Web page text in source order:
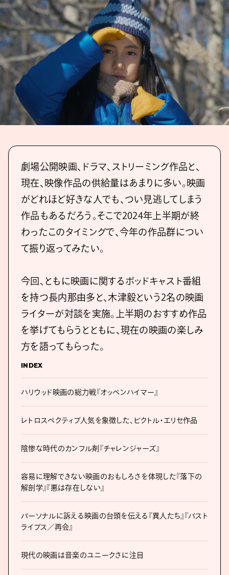
劇場公開映画、ドラマ、ストリーミング作品と、
現在、映像作品の供給量はあまりに多い。映画
がどれほど好きな人でも、つい見逃してしまう
作品もあるだろう。そこで2024年上半期が終
わったこのタイミングで、今年の作品群につい
て振り返ってみたい。
今回、ともに映画に関するポッドキャスト番組
を持つ長内那由多と、木津毅という2名の映画
ライターが対談を実施。上半期のおすすめ作品
を挙げてもらうとともに、現在の映画の楽しみ
方を語ってもらった。
INDEX
ハリウッド映画の総力戦『オッペンハイマー』
レトロスペクティブ人気を象徴した、ビクトル・エリセ作品
陰惨な時代のカンフル剤『チャレンジャーズ』
容易に理解できない映画のおもしろさを体現した『落下の
解剖学』『悪は存在しない』
パーソナルに訴える映画の台頭を伝える『異人たち』『パスト
ライブス／再会』
現代の映画は音楽のユニークさに注目